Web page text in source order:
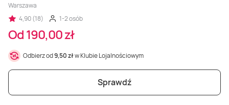
Warszawa
4,90 (18)
1-2 osób
Od 190,00 zł
Odbierz od9,50 złw Klubie Lojalnościowym
Sprawdź